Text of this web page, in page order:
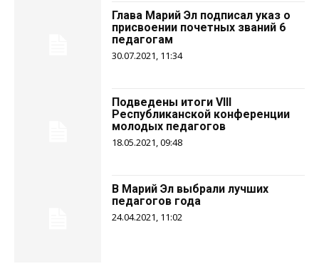
Глава Марий Эл подписал указ о
присвоении почетных званий 6
педагогам
30.07.2021, 11:34
Подведены итоги VIII
Республиканской конференции
молодых педагогов
18.05.2021, 09:48
В Марий Эл выбрали лучших
педагогов года
24.04.2021, 11:02